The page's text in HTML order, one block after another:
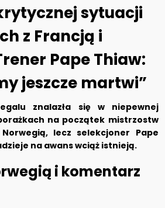
sytuacji
z Francją i
Pape Thiaw:
jeszcze martwi”
znalazła się w niepewnej
na początek mistrzostw
lecz selekcjoner Pape
na awans wciąż istnieją.
i komentarz